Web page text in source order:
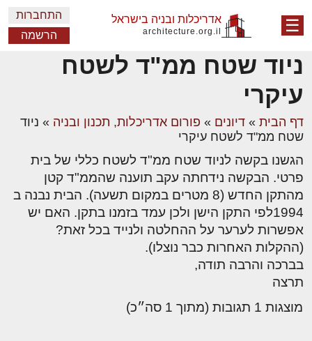
☰ אדריכלות ובניה בישראל
architecture.org.il
התחברות
הרשמה
ניוד שטח ממ"ד לשטח
עיקרי
דף הבית » דיונים » פורום אדריכלות, תכנון ובניה » ניוד
שטח ממ"ד לשטח עיקרי
הגשנו בקשה לניוד שטח ממ"ד לשטח כללי של בית
פרטי. הבקשה נידחתה עקב תוענה שהממ"ד קטן
מהתקן החדש (8 מטרים במקום תשעה). הבית נבנה ב
1994לפי התקן הישן ולכן עמד בזמנו בתקן. האם יש
אפשרות לערער על ההחלטה ולנייד בכל זאת?
(ההקלות האחרות כבר נוצלו).
בברכה והרבה תודה,
תרצה
מוצגות 1 תגובות (מתוך 1 סה״כ)